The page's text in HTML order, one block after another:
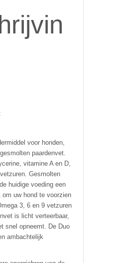
voor honden,
paardenvet.
vitamine A en D,
Gesmolten
huidige voeding een
uw hond te voorzien
3, 6 en 9 vetzuren
is licht verteerbaar,
snel opneemt. De Duo
ambachtelijk